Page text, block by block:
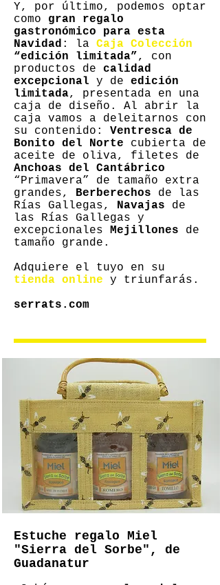
Y, por último, podemos optar
como gran regalo
gastronómico para esta
Navidad : la Caja Colección
“edición limitada” , con
productos de calidad
excepcional y de edición
limitada, presentada en una
caja de diseño. Al abrir la
caja vamos a deleitarnos con
su contenido: Ventresca de
Bonito del Norte cubierta de
aceite de oliva, filetes de
Anchoas del Cantábrico
“Primavera” de tamaño extra
grandes, Berberechos de las
Rías Gallegas, Navajas de
las Rías Gallegas y
excepcionales Mejillones de
tamaño grande.
Adquiere el tuyo en su
tienda online y triunfarás.
serrats.com
Estuche regalo Miel
"Sierra del Sorbe", de
Guadanatur